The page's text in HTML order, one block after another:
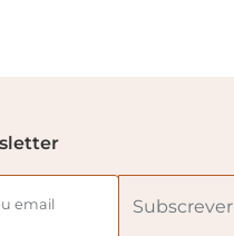
email Subscrever